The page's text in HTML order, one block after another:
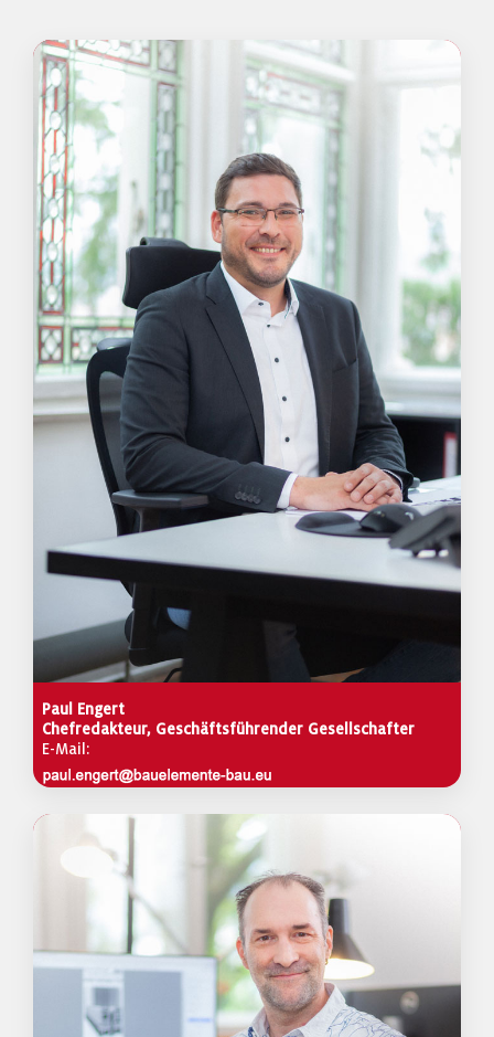
Paul Engert
Chefredakteur, Geschäftsführender Gesellschafter
E-Mail: